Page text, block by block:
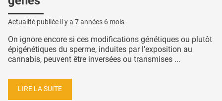
Actualité publiée il y a 7 années 6 mois
On ignore encore si ces modifications génétiques ou plutôt
épigénétiques du sperme, induites par l’exposition au
cannabis, peuvent être inversées ou transmises ...
LIRE LA SUITE